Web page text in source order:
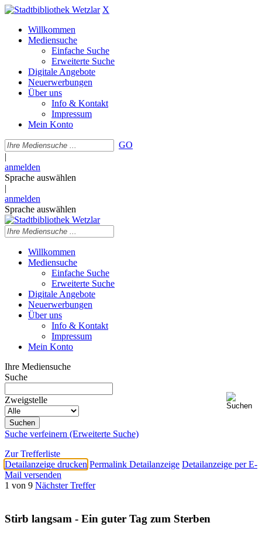
X
Willkommen
Mediensuche
Einfache Suche
Erweiterte Suche
Digitale Angebote
Neuerwerbungen
Über uns
Info & Kontakt
Impressum
Mein Konto
GO
|
anmelden
Sprache auswählen
|
anmelden
Sprache auswählen
Willkommen
Mediensuche
Einfache Suche
Erweiterte Suche
Digitale Angebote
Neuerwerbungen
Über uns
Info & Kontakt
Impressum
Mein Konto
Ihre Mediensuche
Suche
Zweigstelle
Suche verfeinern (Erweiterte Suche)
Zur Trefferliste
Detailanzeige drucken Permalink Detailanzeige Detailanzeige per E-
Mail versenden
1 von 9 Nächster Treffer
Stirb langsam - Ein guter Tag zum Sterben